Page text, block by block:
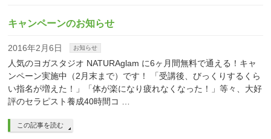
キャンペーンのお知らせ
2016年2月6日 お知らせ
人気のヨガスタジオ NATURAglam に6ヶ月間無料で通える！キャ
ンペーン実施中（2月末まで）です！ 「受講後、びっくりするくら
い指名が増えた！」「体が楽になり疲れなくなった！」等々、大好
評のセラピスト養成40時間コ …
この記事を読む